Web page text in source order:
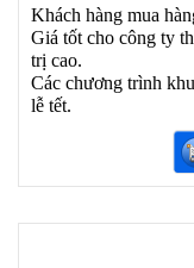
Khách hàng mua
Giá tốt cho công ty
trị cao.
Các chương trình
lễ tết.